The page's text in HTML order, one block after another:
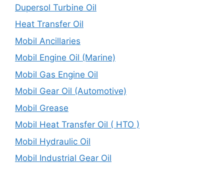
Dupersol Turbine Oil
Heat Transfer Oil
Mobil Ancillaries
Mobil Engine Oil (Marine)
Mobil Gas Engine Oil
Mobil Gear Oil (Automotive)
Mobil Grease
Mobil Heat Transfer Oil ( HTO )
Mobil Hydraulic Oil
Mobil Industrial Gear Oil